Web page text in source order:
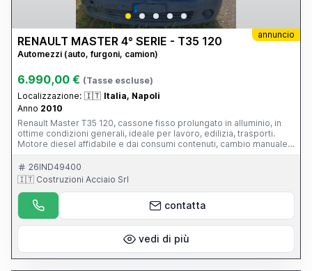
annuncio
RENAULT MASTER 4° SERIE - T35 120
Automezzi (auto, furgoni, camion)
6.990,00 € (Tasse escluse)
Localizzazione: 🇮🇹 Italia, Napoli
Anno 2010
Renault Master T35 120, cassone fisso prolungato in alluminio, in
ottime condizioni generali, ideale per lavoro, edilizia, trasporti.
Motore diesel affidabile e dai consumi contenuti, cambio manuale
6 marce Veicolo pronto all’uso Carrozzeria in buono stato e Interni
ben tenuti (piccolo strappo visibile in foto), manutenzione eseguita
regolarmente
26IND49400
🇮🇹 Costruzioni Acciaio Srl
contatta
vedi di più